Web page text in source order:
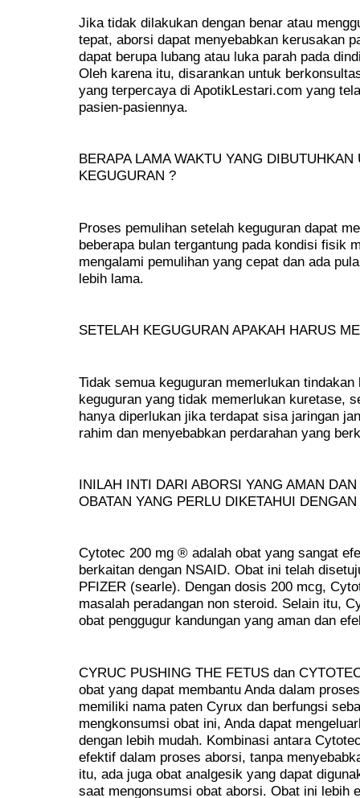
Jika tidak dilakukan dengan benar atau
tepat, aborsi dapat menyebabkan kerusakan
dapat berupa lubang atau luka parah pada
Oleh karena itu, disarankan untuk
yang terpercaya di ApotikLestari.com yang
pasien-pasiennya.
BERAPA LAMA WAKTU YANG
KEGUGURAN ?
Proses pemulihan setelah keguguran dapat
beberapa bulan tergantung pada kondisi fisik
mengalami pemulihan yang cepat dan ada
lebih lama.
SETELAH KEGUGURAN APAKAH HARUS
Tidak semua keguguran memerlukan
keguguran yang tidak memerlukan kuretase,
hanya diperlukan jika terdapat sisa jaringan
rahim dan menyebabkan perdarahan yang
INILAH INTI DARI ABORSI YANG AMAN
OBATAN YANG PERLU DIKETAHUI
Cytotec 200 mg ® adalah obat yang sangat
berkaitan dengan NSAID. Obat ini telah
PFIZER (searle). Dengan dosis 200 mcg,
masalah peradangan non steroid. Selain itu,
obat penggugur kandungan yang aman dan
CYRUC PUSHING THE FETUS dan
obat yang dapat membantu Anda dalam
memiliki nama paten Cyrux dan berfungsi
mengkonsumsi obat ini, Anda dapat
dengan lebih mudah. Kombinasi antara
efektif dalam proses aborsi, tanpa
itu, ada juga obat analgesik yang dapat
saat mengonsumsi obat aborsi. Obat ini lebih